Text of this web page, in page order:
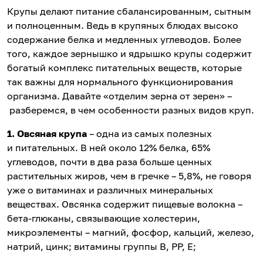
Крупы делают питание сбалансированным, сытным
и полноценным. Ведь в крупяных блюдах высоко
содержание белка и медленных углеводов. Более
того, каждое зернышко и ядрышко крупы содержит
богатый комплекс питательных веществ, которые
так важны для нормального функционирования
организма. Давайте «отделим зерна от зерен» –
разберемся, в чем особенности разных видов круп.
1. Овсяная крупа – одна из самых полезных
и питательных. В ней около 12% белка, 65%
углеводов, почти в два раза больше ценных
растительных жиров, чем в гречке – 5,8%, не говоря
уже о витаминах и различных минеральных
веществах. Овсянка содержит пищевые волокна –
бета-глюканы, связывающие холестерин,
микроэлементы – магний, фосфор, кальций, железо,
натрий, цинк; витамины группы В, РР, Е;